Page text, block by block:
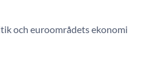
och euroområdets ekonomi